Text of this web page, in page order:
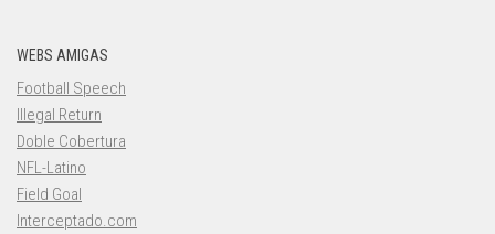
WEBS AMIGAS
Football Speech
Illegal Return
Doble Cobertura
NFL-Latino
Field Goal
Interceptado.com